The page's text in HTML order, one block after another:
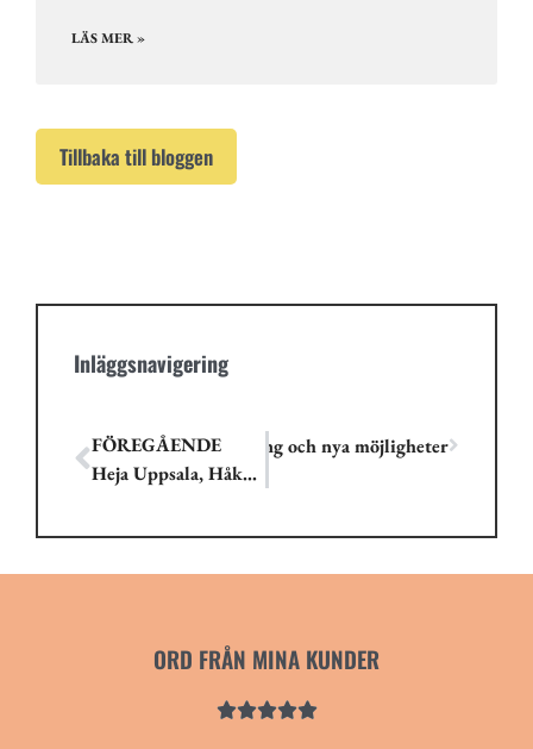
LÄS MER »
Tillbaka till bloggen
Inläggsnavigering
FÖREGÅENDE
Heja Uppsala, Håkan Hellström och kraften i bilder
– en antologi om förändring och nya möjligheter
ORD FRÅN MINA KUNDER
